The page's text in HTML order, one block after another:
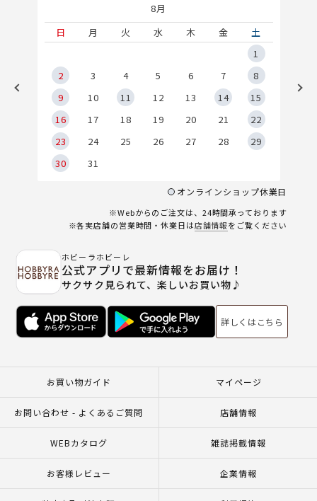
8月
日
月 火 水 木 金
土
1
2
3 4 5 6 7
8
9
10 11 12 13 14
15
16
17 18 19 20 21
22
23
24 25 26 27 28
29
30
31
オンラインショップ休業日
※Webからのご注文は、24時間承っております
※各実店舗の営業時間・休業日は店舗情報をご覧ください
ホビーラホビーレ
公式アプリで最新情報をお届け！
サクサク見られて、楽しいお買い物♪
詳しくはこちら
お買い物ガイド マイページ
お問い合わせ - よくあるご質問 店舗情報
WEBカタログ 雑誌掲載情報
お客様レビュー 企業情報